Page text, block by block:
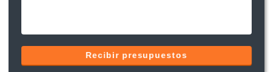
Recibir presupuestos